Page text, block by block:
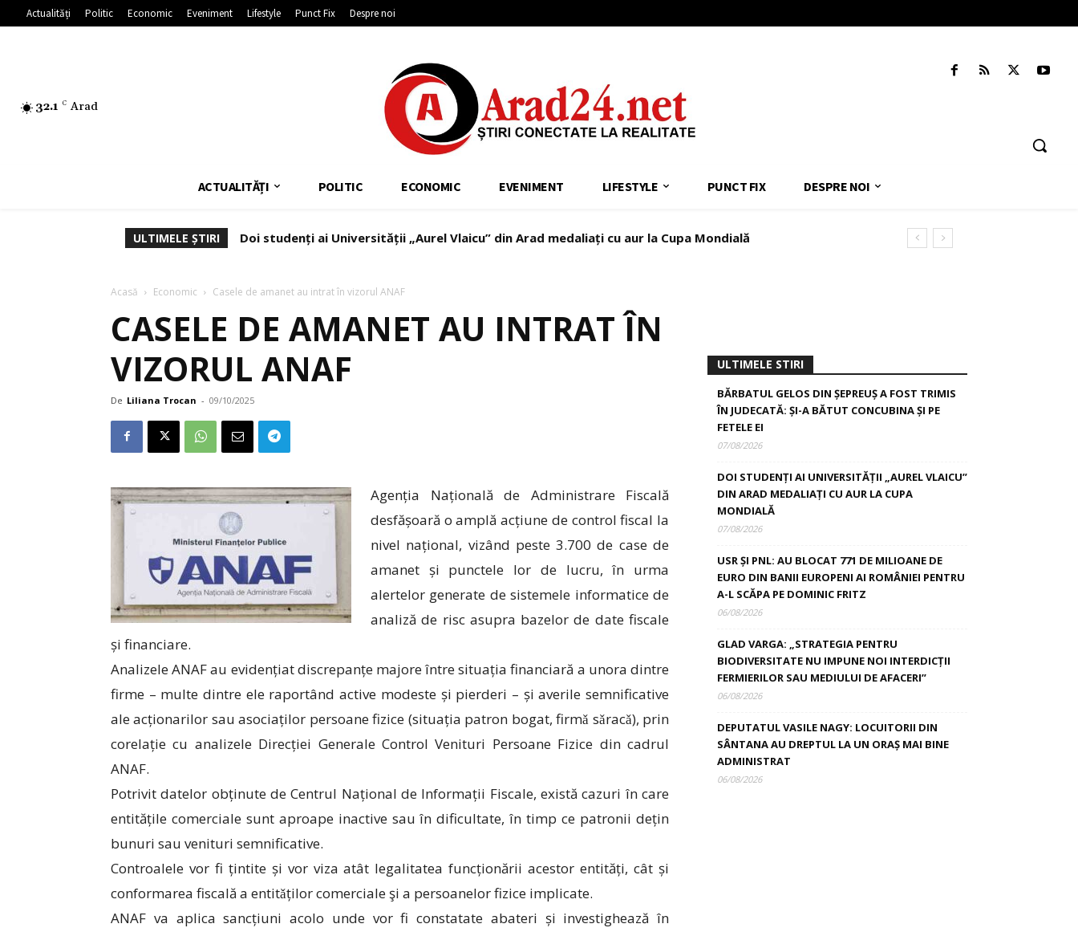
Actualități Politic Economic Eveniment Lifestyle Punct Fix Despre noi
32.1 C Arad
ACTUALITĂȚI POLITIC ECONOMIC EVENIMENT LIFESTYLE PUNCT FIX DESPRE NOI
ULTIMELE ȘTIRI Doi studenți ai Universității „Aurel Vlaicu” din Arad medaliați cu aur la Cupa Mondială
Acasă Economic Casele de amanet au intrat în vizorul ANAF
CASELE DE AMANET AU INTRAT ÎN
VIZORUL ANAF
De Liliana Trocan - 09/10/2025
Agenția Națională de Administrare Fiscală
desfășoară o amplă acțiune de control fiscal la
nivel național, vizând peste 3.700 de case de
amanet și punctele lor de lucru, în urma
alertelor generate de sistemele informatice de
analiză de risc asupra bazelor de date fiscale
și financiare.
Analizele ANAF au evidențiat discrepanțe majore între situația financiară a unora dintre
firme – multe dintre ele raportând active modeste și pierderi – și averile semnificative
ale acționarilor sau asociaților persoane fizice (situația patron bogat, firmǎ sǎracǎ), prin
corelație cu analizele Direcției Generale Control Venituri Persoane Fizice din cadrul
ANAF.
Potrivit datelor obținute de Centrul Național de Informații Fiscale, există cazuri în care
entitățile comerciale sunt aproape inactive sau în dificultate, în timp ce patronii dețin
bunuri sau venituri semnificative.
Controalele vor fi țintite și vor viza atât legalitatea funcționării acestor entități, cât și
conformarea fiscală a entitǎților comerciale şi a persoanelor fizice implicate.
ANAF va aplica sancțiuni acolo unde vor fi constatate abateri și investighează în
ULTIMELE STIRI
BĂRBATUL GELOS DIN ȘEPREUȘ A FOST TRIMIS
ÎN JUDECATĂ: ȘI-A BĂTUT CONCUBINA ȘI PE
FETELE EI
07/08/2026
DOI STUDENȚI AI UNIVERSITĂȚII „AUREL VLAICU”
DIN ARAD MEDALIAȚI CU AUR LA CUPA
MONDIALĂ
07/08/2026
USR ȘI PNL: AU BLOCAT 771 DE MILIOANE DE
EURO DIN BANII EUROPENI AI ROMÂNIEI PENTRU
A-L SCĂPA PE DOMINIC FRITZ
06/08/2026
GLAD VARGA: „STRATEGIA PENTRU
BIODIVERSITATE NU IMPUNE NOI INTERDICȚII
FERMIERILOR SAU MEDIULUI DE AFACERI”
06/08/2026
DEPUTATUL VASILE NAGY: LOCUITORII DIN
SÂNTANA AU DREPTUL LA UN ORAȘ MAI BINE
ADMINISTRAT
06/08/2026